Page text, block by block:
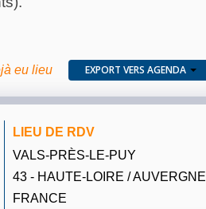
eu lieu EXPORT VERS AGENDA
LIEU DE RDV
VALS-PRÈS-LE-PUY
43 - HAUTE-LOIRE / AUVERGNE
FRANCE